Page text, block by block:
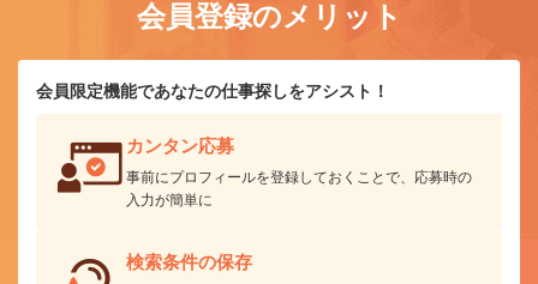
会員登録のメリット
会員限定機能であなたの仕事探しをアシスト！
カンタン応募
事前にプロフィールを登録しておくことで、応募時の
入力が簡単に
検索条件の保存